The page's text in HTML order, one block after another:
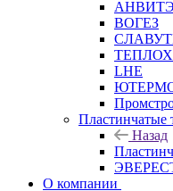
ВОГЕЗ
LHE
Пластинчатые
Назад
О компании